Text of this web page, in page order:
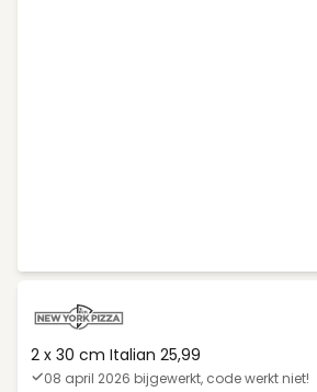
2 x 30 cm Italian 25,99
08 april 2026 bijgewerkt, code werkt niet!